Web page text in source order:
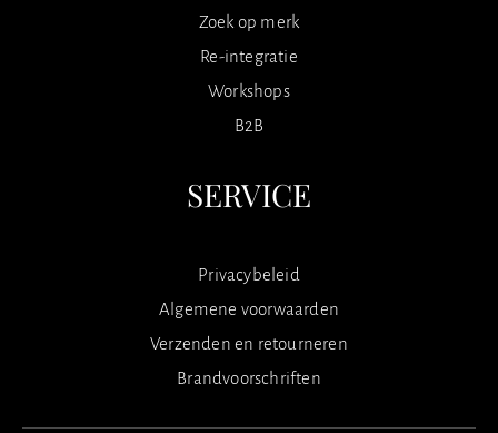
Zoek op merk
Re-integratie
Workshops
B2B
SERVICE
Privacybeleid
Algemene voorwaarden
Verzenden en retourneren
Brandvoorschriften